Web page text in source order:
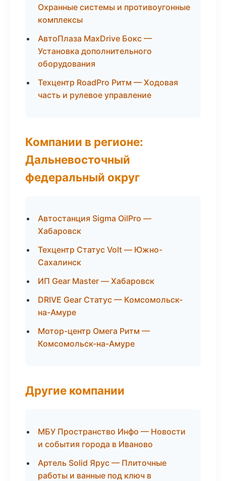
Охранные системы и противоугонные
комплексы
АвтоПлаза MaxDrive Бокс —
Установка дополнительного
оборудования
Техцентр RoadPro Ритм — Ходовая
часть и рулевое управление
Компании в регионе:
Дальневосточный
федеральный округ
Автостанция Sigma OilPro —
Хабаровск
Техцентр Статус Volt — Южно-
Сахалинск
ИП Gear Master — Хабаровск
DRIVE Gear Статус — Комсомольск-
на-Амуре
Мотор-центр Омега Ритм —
Комсомольск-на-Амуре
Другие компании
МБУ Пространство Инфо — Новости
и события города в Иваново
Артель Solid Ярус — Плиточные
работы и ванные под ключ в